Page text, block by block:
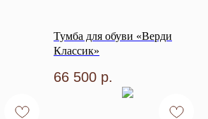
Тумба для обуви «Верди
Классик»
66 500 р.